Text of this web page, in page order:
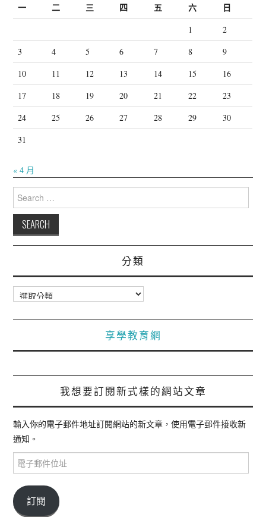
一 二 三 四 五 六 日
1
2
3
4 5 6 7 8
9
10
11 12 13 14 15
16
17
18 19 20 21 22
23
24
25 26 27 28 29
30
31
« 4 月
for:
分類
分
類
享學教育網
我想要訂閱新式樣的網站文章
輸入你的電子郵件地址訂閱網站的新文章，使用電子郵件接收新
通知。
電
子
件
位
訂閱